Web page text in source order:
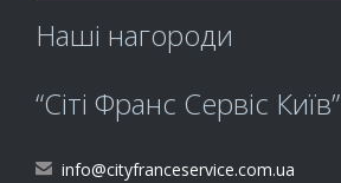
Наші нагороди
“Сіті Франс Сервіс Київ”
 info@cityfranceservice.com.ua